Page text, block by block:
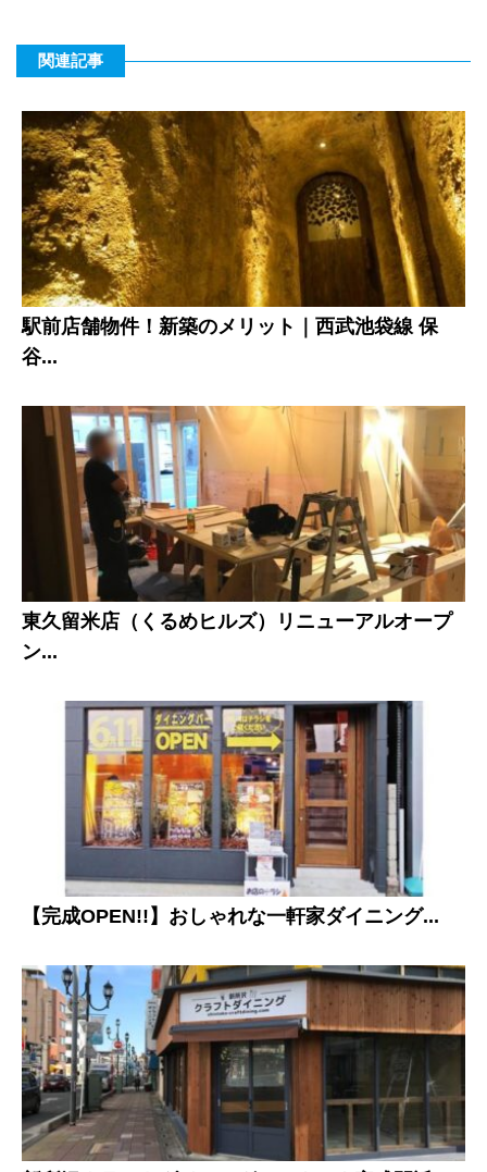
関連記事
駅前店舗物件！新築のメリット｜西武池袋線 保
谷...
東久留米店（くるめヒルズ）リニューアルオープ
ン...
【完成OPEN!!】おしゃれな一軒家ダイニング...